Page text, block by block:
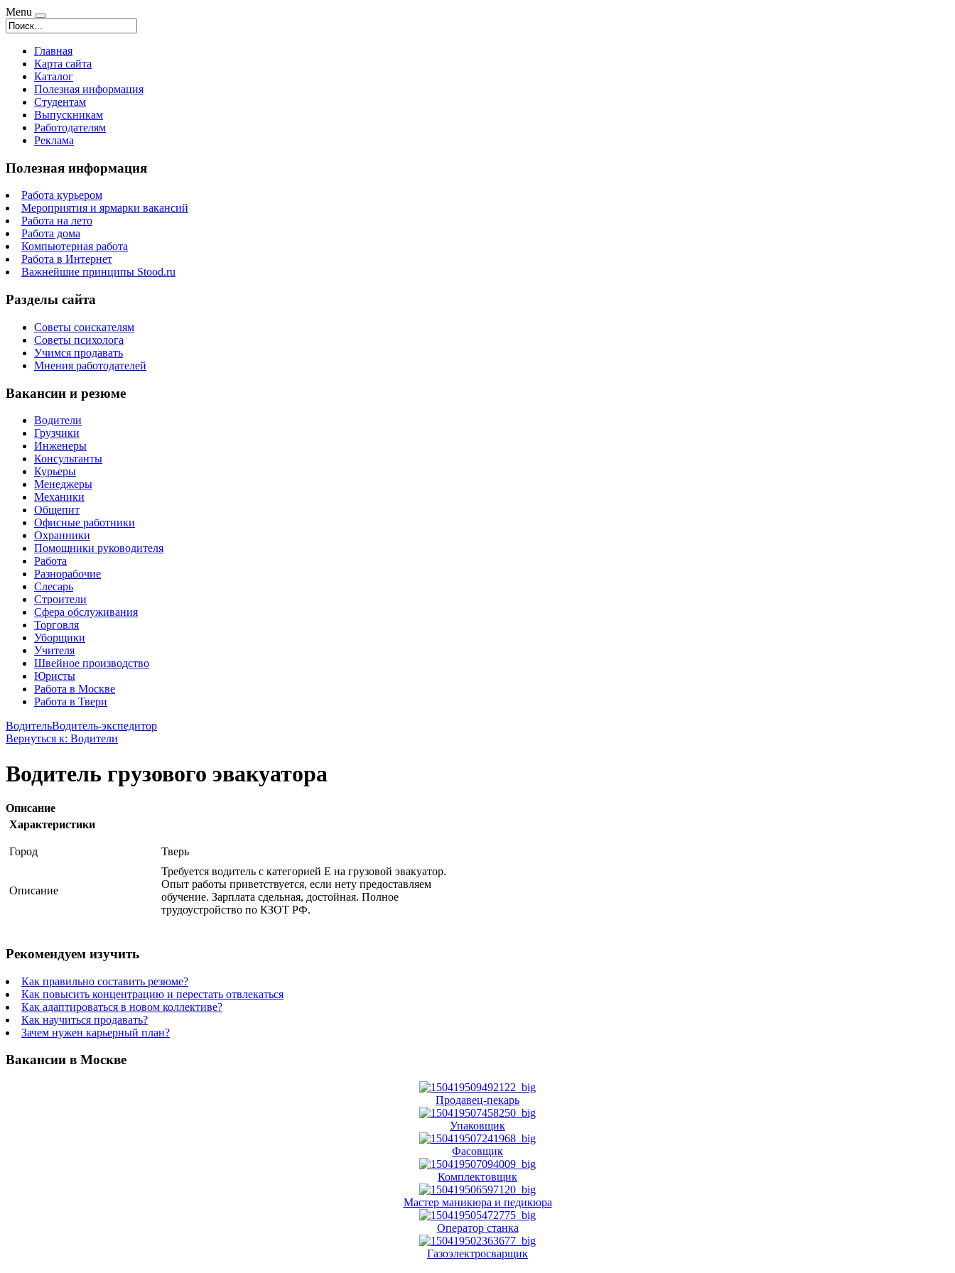
Menu
Главная
Карта сайта
Каталог
Полезная информация
Студентам
Выпускникам
Работодателям
Реклама
Полезная информация
Работа курьером
Мероприятия и ярмарки вакансий
Работа на лето
Работа дома
Компьютерная работа
Работа в Интернет
Важнейшие принципы Stood.ru
Разделы сайта
Советы соискателям
Советы психолога
Учимся продавать
Мнения работодателей
Вакансии и резюме
Водители
Грузчики
Инженеры
Консультанты
Курьеры
Менеджеры
Механики
Общепит
Офисные работники
Охранники
Помощники руководителя
Работа
Разнорабочие
Слесарь
Строители
Сфера обслуживания
Торговля
Уборщики
Учителя
Швейное производство
Юристы
Работа в Москве
Работа в Твери
ВодительВодитель-экспедитор
Вернуться к: Водители
Водитель грузового эвакуатора
Описание
Характеристики
Город Тверь
Описание
Требуется водитель с категорией Е на грузовой эвакуатор.
Опыт работы приветствуется, если нету предоставляем
обучение. Зарплата сдельная, достойная. Полное
трудоустройство по КЗОТ РФ.
Рекомендуем изучить
Как правильно составить резюме?
Как повысить концентрацию и перестать отвлекаться
Как адаптироваться в новом коллективе?
Как научиться продавать?
Зачем нужен карьерный план?
Вакансии в Москве
Продавец-пекарь
Упаковщик
Фасовщик
Комплектовщик
Мастер маникюра и педикюра
Оператор станка
Газоэлектросварщик